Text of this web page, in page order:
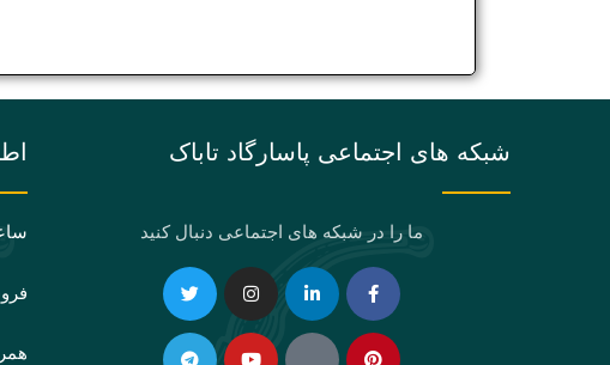
شبکه های اجتماعی پاسارگاد تاباک
ما را در شبکه های اجتماعی دنبال کنید
Facebook-
f
Linkedin-
in
Instagram
Twitter Pinterest
Eaparat
Youtube
Telegram